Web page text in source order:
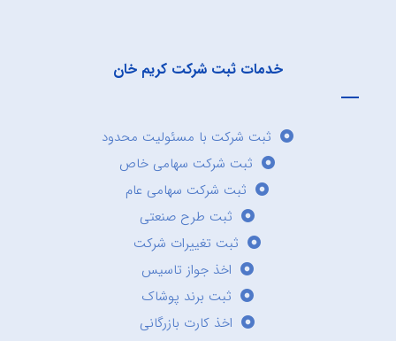
خدمات ثبت شرکت کریم خان
ثبت شرکت با مسئولیت محدود
ثبت شرکت سهامی خاص
ثبت شرکت سهامی عام
ثبت طرح صنعتی
ثبت تغییرات شرکت
اخذ جواز تاسیس
ثبت برند پوشاک
اخذ کارت بازرگانی